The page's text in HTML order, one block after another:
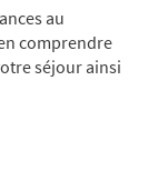
au
comprendre
séjour ainsi